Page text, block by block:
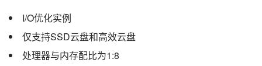
I/O优化实例
仅支持SSD云盘和高效云盘
处理器与内存配比为1:8